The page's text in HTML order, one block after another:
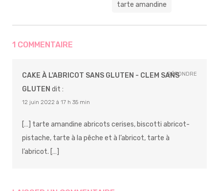
tarte amandine
1 COMMENTAIRE
CAKE À L'ABRICOT SANS GLUTEN - CLEM SANS
GLUTEN dit :
12 juin 2022 à 17 h 35 min
[…] tarte amandine abricots cerises, biscotti abricot-
pistache, tarte à la pêche et à l’abricot, tarte à
l’abricot. […]
RÉPONDRE